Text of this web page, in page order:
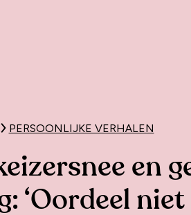
PERSOONLIJKE VERHALEN
en
‘Oordeel niet